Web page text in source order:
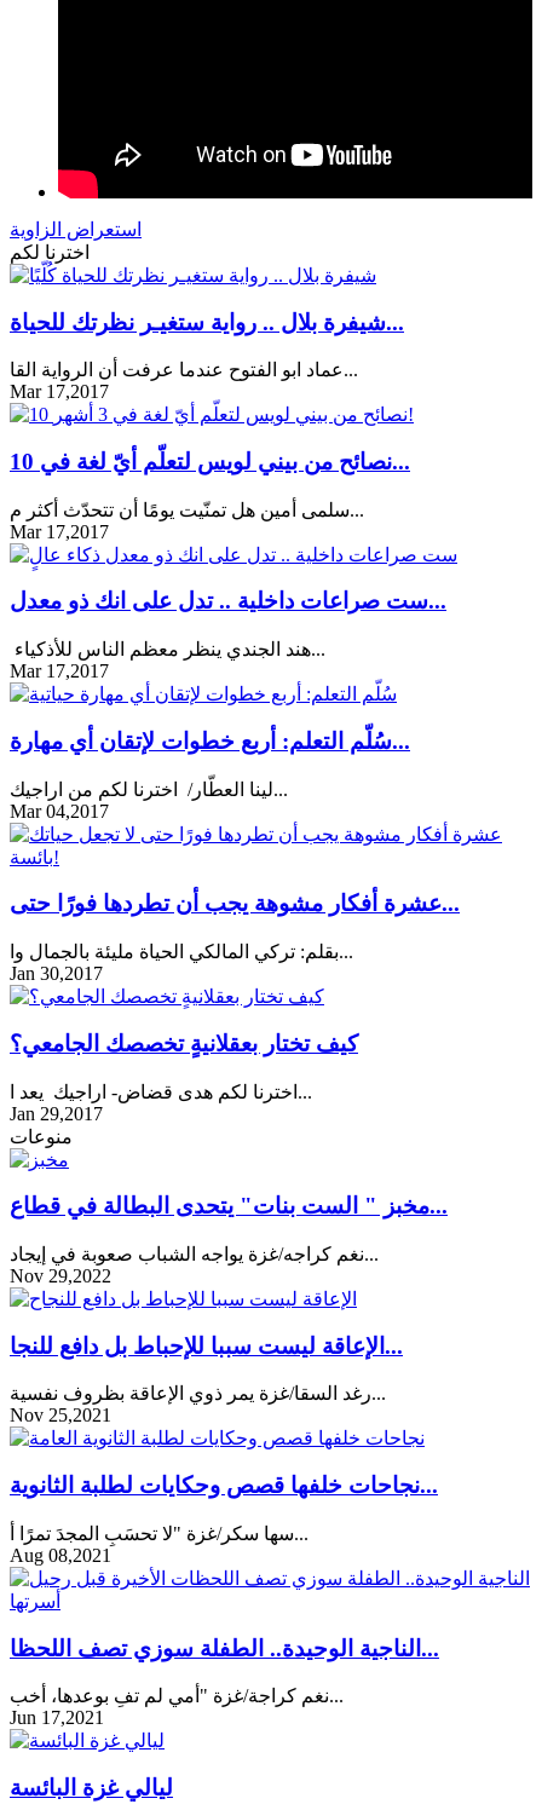
استعراض الزاوية
اخترنا لكم
شيفرة بلال .. رواية ستغيـر نظرتك للحياة...
عماد ابو الفتوح عندما عرفت أن الرواية القا...
Mar 17,2017
10 نصائح من بيني لويس لتعلّم أيّ لغة في...
سلمى أمين هل تمنّيت يومًا أن تتحدّث أكثر م...
Mar 17,2017
ست صراعات داخلية .. تدل على انك ذو معدل...
هند الجندي ينظر معظم الناس للأذكياء...
Mar 17,2017
سُلّم التعلم: أربع خطوات لإتقان أي مهارة...
لينا العطّار/ اخترنا لكم من اراجيك...
Mar 04,2017
عشرة أفكار مشوهة يجب أن تطردها فورًا حتى...
بقلم: تركي المالكي الحياة مليئة بالجمال وا...
Jan 30,2017
كيف تختار بعقلانيةٍ تخصصك الجامعي؟
اخترنا لكم هدى قضاض- اراجيك يعد ا...
Jan 29,2017
منوعات
مخبز " الست بنات" يتحدى البطالة في قطاع...
نغم كراجه/غزة يواجه الشباب صعوبة في إيجاد...
Nov 29,2022
الإعاقة ليست سببا للإحباط بل دافع للنجا...
رغد السقا/غزة يمر ذوي الإعاقة بظروف نفسية...
Nov 25,2021
نجاحات خلفها قصص وحكايات لطلبة الثانوية...
سها سكر/غزة "لا تحسَبِ المجدَ تمرًا أ...
Aug 08,2021
الناجية الوحيدة.. الطفلة سوزي تصف اللحظا...
نغم كراجة/غزة "أمي لم تفِ بوعدها، أخب...
Jun 17,2021
ليالي غزة البائسة